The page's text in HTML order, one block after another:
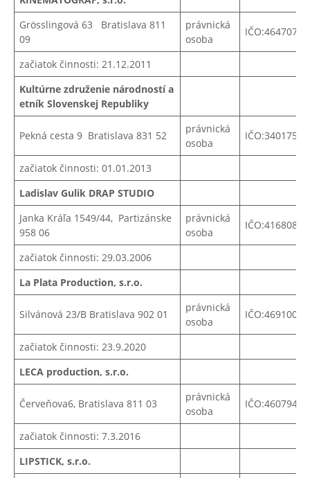
Grösslingová 63 Bratislava 811
09
právnická
osoba
IČO:46470786
začiatok činnosti: 21.12.2011
Kultúrne združenie národností a
etník Slovenskej Republiky
Pekná cesta 9 Bratislava 831 52
právnická
osoba
IČO:34017526
začiatok činnosti: 01.01.2013
Ladislav Gulik DRAP STUDIO
Janka Kráľa 1549/44, Partizánske
958 06
právnická
osoba
IČO:41680821
začiatok činnosti: 29.03.2006
La Plata Production, s.r.o.
Silvánová 23/B Bratislava 902 01
právnická
osoba
IČO:46910042
začiatok činnosti: 23.9.2020
LECA production, s.r.o.
Červeňova6, Bratislava 811 03
právnická
osoba
IČO:46079424
začiatok činnosti: 7.3.2016
LIPSTICK, s.r.o.